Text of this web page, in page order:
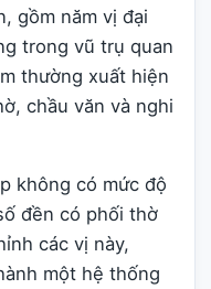
gồm năm vị đại
trong vũ trụ quan
thường xuất hiện
chầu văn và nghi
không có mức độ
đền có phối thờ
các vị này,
một hệ thống